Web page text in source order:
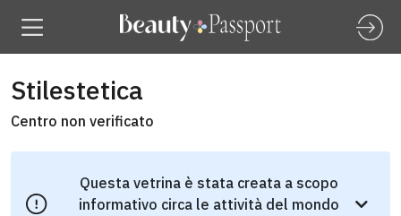
Stilestetica
Centro non verificato
Questa vetrina è stata creata a scopo
informativo circa le attività del mondo